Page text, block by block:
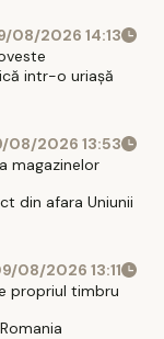
08/2026 14:13
intr-o uriaşă
08/2026 13:53
magazinelor
din afara Uniunii
08/2026 13:11
propriul timbru